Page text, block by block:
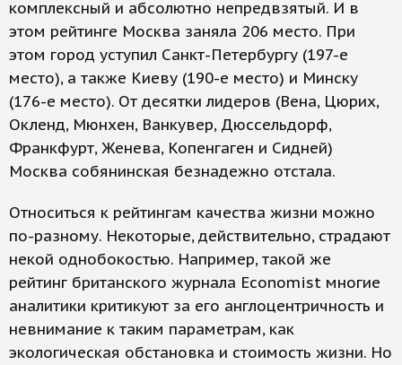
комплексный и абсолютно непредвзятый. И в
этом рейтинге Москва заняла 206 место. При
этом город уступил Санкт-Петербургу (197-е
место), а также Киеву (190-е место) и Минску
(176-е место). От десятки лидеров (Вена, Цюрих,
Окленд, Мюнхен, Ванкувер, Дюссельдорф,
Франкфурт, Женева, Копенгаген и Сидней)
Москва собянинская безнадежно отстала.
Относиться к рейтингам качества жизни можно
по-разному. Некоторые, действительно, страдают
некой однобокостью. Например, такой же
рейтинг британского журнала Economist многие
аналитики критикуют за его англоцентричность и
невнимание к таким параметрам, как
экологическая обстановка и стоимость жизни. Но